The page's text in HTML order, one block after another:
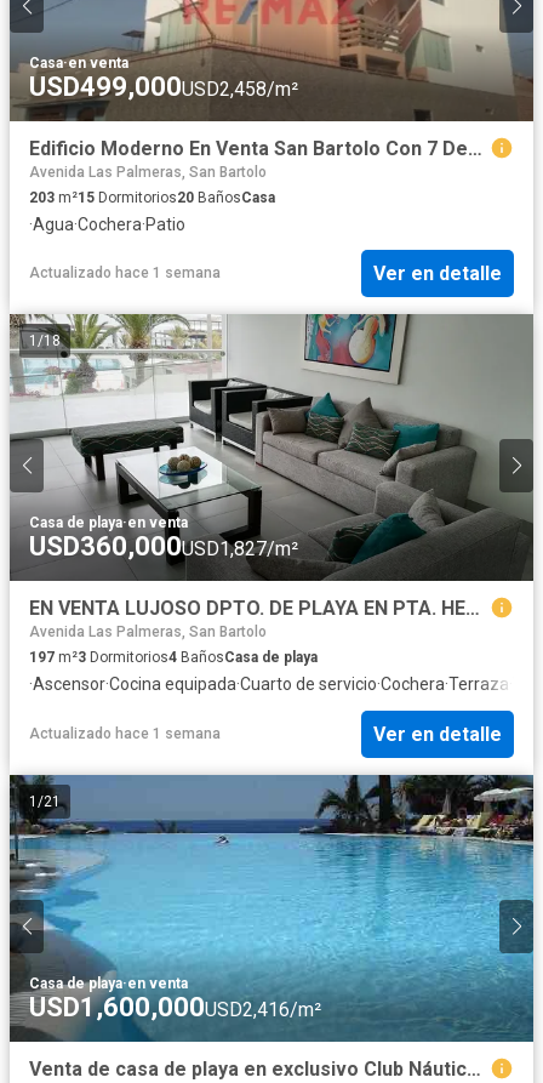
Casa·en venta
USD499,000USD2,458/m²
Edificio Moderno En Venta San Bartolo Con 7 Departamentos
Avenida Las Palmeras, San Bartolo
203 m²15 Dormitorios20 BañosCasa
·Agua·Cochera·Patio
Actualizado hace 1 semana Ver en detalle
1 /18
Casa de playa·en venta
USD360,000USD1,827/m²
EN VENTA LUJOSO DPTO. DE PLAYA EN PTA. HERMOSA - FRENTE CLUB NAUTICO.
Avenida Las Palmeras, San Bartolo
197 m²3 Dormitorios4 BañosCasa de playa
·Ascensor·Cocina equipada·Cuarto de servicio·Cochera·Terraza
Actualizado hace 1 semana Ver en detalle
1 /21
Casa de playa·en venta
USD1,600,000USD2,416/m²
Venta de casa de playa en exclusivo Club Náutico Poseidon